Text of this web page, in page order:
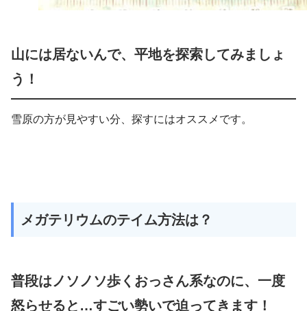
山には居ないんで、平地を探索してみましょ
う！
雪原の方が見やすい分、探すにはオススメです。
メガテリウムのテイム方法は？
普段はノソノソ歩くおっさん系なのに、一度
怒らせると…すごい勢いで迫ってきます！